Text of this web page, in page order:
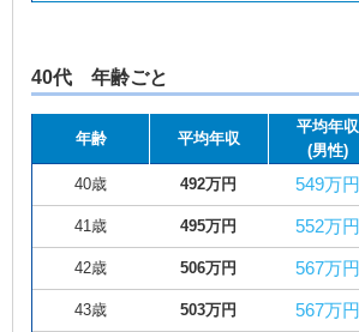
40代 年齢ごと
年齢 平均年収
平均年収
(男性)
40歳
492万円 549万円
41歳 495万円 552万円
42歳 506万円 567万円
43歳 503万円 567万円